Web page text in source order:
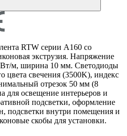
RTW серии A160 со
экструзия. Напряжение
м, ширина 10 мм. Светодиоды
цвета свечения (3500K), индекс
отрезок 50 мм (8
для освещение интерьеров и
подсветки, оформление
подсветки внутри помещения и
скобы для установки.